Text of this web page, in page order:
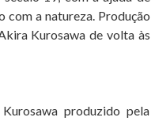
com a natureza. Produção
Kurosawa de volta às
produzido pela